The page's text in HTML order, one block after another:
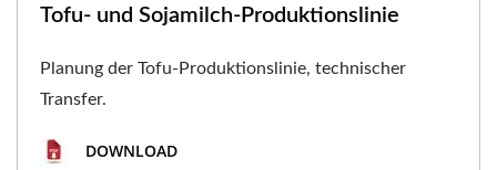
Tofu- und Sojamilch-Produktionslinie
Planung der Tofu-Produktionslinie, technischer
Transfer.
DOWNLOAD